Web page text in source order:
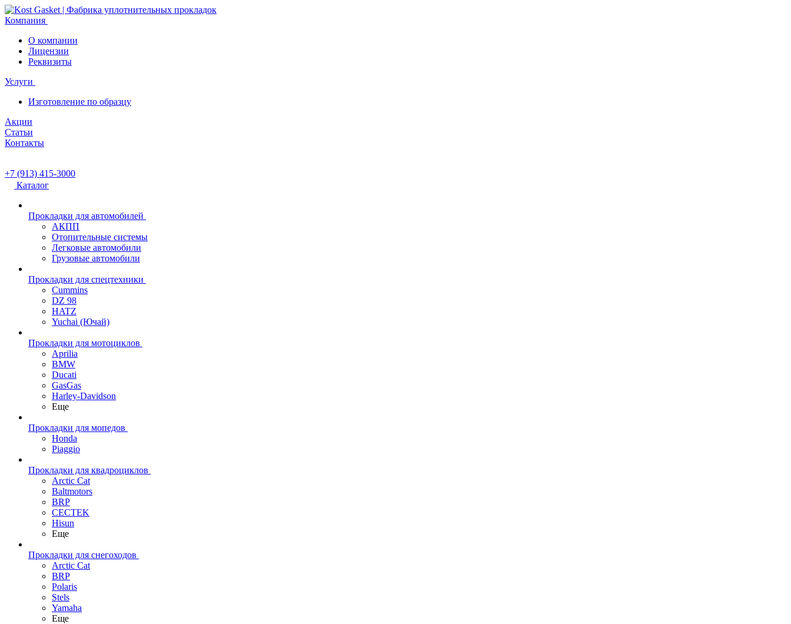
Компания
О компании
Лицензии
Реквизиты
Услуги
Изготовление по образцу
Акции
Статьи
Контакты
+7 (913) 415-3000
Каталог
Прокладки для автомобилей
АКПП
Отопительные системы
Легковые автомобили
Грузовые автомобили
Прокладки для спецтехники
Cummins
DZ 98
HATZ
Yuchai (Ючай)
Прокладки для мотоциклов
Aprilia
BMW
Ducati
GasGas
Harley-Davidson
Еще
Прокладки для мопедов
Honda
Piaggio
Прокладки для квадроциклов
Arctic Cat
Baltmotors
BRP
CECTEK
Hisun
Еще
Прокладки для снегоходов
Arctic Cat
BRP
Polaris
Stels
Yamaha
Еще